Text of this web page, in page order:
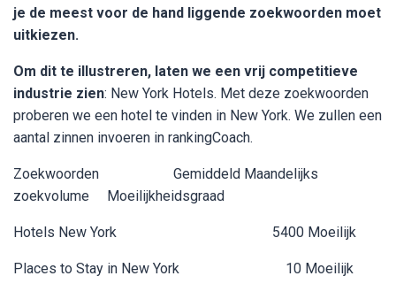
je de meest voor de hand liggende zoekwoorden moet
uitkiezen.
Om dit te illustreren, laten we een vrij competitieve
industrie zien: New York Hotels. Met deze zoekwoorden
proberen we een hotel te vinden in New York. We zullen een
aantal zinnen invoeren in rankingCoach.
Zoekwoorden Gemiddeld Maandelijks
zoekvolume Moeilijkheidsgraad
Hotels New York 5400 Moeilijk
Places to Stay in New York 10 Moeilijk